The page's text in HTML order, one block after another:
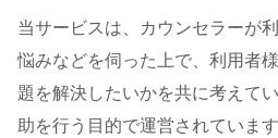
当サービスは、カウンセラーが
悩みなどを伺った上で、利用者
題を解決したいかを共に考えて
助を行う目的で運営されています